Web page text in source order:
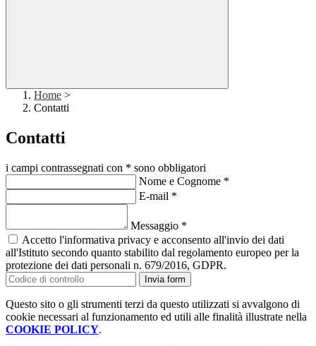
Home >
Contatti
Contatti
i campi contrassegnati con * sono obbligatori
Nome e Cognome *
E-mail *
Messaggio *
Accetto l'informativa privacy e acconsento all'invio dei dati
all'Istituto secondo quanto stabilito dal regolamento europeo per la
protezione dei dati personali n. 679/2016, GDPR.
Invia form
Questo sito o gli strumenti terzi da questo utilizzati si avvalgono di
cookie necessari al funzionamento ed utili alle finalità illustrate nella
COOKIE POLICY.